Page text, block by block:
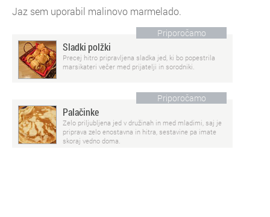
Jaz sem uporabil malinovo marmelado.
Priporočamo
Sladki polžki
Precej hitro pripravljena sladka jed, ki bo popestrila
marsikateri večer med prijatelji in sorodniki.
Priporočamo
Palačinke
Zelo priljubljena jed v družinah in med mladimi, saj je
priprava zelo enostavna in hitra, sestavine pa imate
skoraj vedno doma.